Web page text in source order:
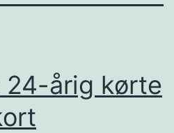
24-årig kørte